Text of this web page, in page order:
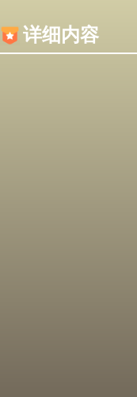
详细内容